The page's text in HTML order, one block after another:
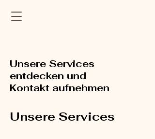
Unsere Services
entdecken und
Kontakt aufnehmen
Unsere Services